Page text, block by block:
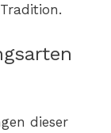
dieser